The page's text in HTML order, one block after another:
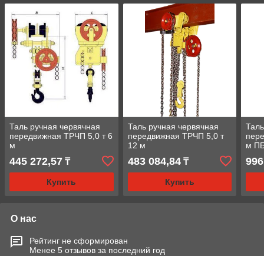
Таль ручная червячная
передвижная ТРЧП 5,0 т 6
м
445 272,57 ₸
Купить
Таль ручная червячная
передвижная ТРЧП 5,0 т
12 м
483 084,84₸
Купить
м
О нас
Рейтинг не сформирован
Менее 5 отзывов за последний год